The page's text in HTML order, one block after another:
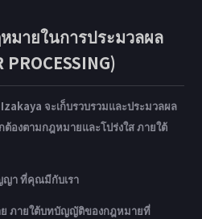
มายในการประมวลผล
PROCESSING)
จะเก็บรวบรวมและประมวลผล
งตามกฎหมายและโปร่งใส ภายใต้
ญา ที่คุณมีกับเรา
ภายใต้บทบัญญัติของกฎหมายที่